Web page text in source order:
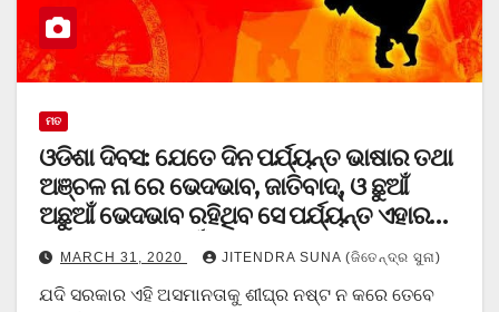
ମତ
ଓଡିଶା ଦିବସ: ଯେତେ ଦିନ ପର୍ଯ୍ୟନ୍ତ ଭାଷାର ତଥା
ଅଞ୍ଚଳ ନା ରେ ଭେଦଭାବ, ଜାତିବାଦ୍, ଓ ଛୁଆଁ
ଅଛୁଆଁ ଭେଦଭାବ ରହିଥିବ ସେ ପର୍ଯ୍ୟନ୍ତ ଏହାର
କୋଣସି ମୁଲ୍ୟ ନାହିଁ।
MARCH 31, 2020 JITENDRA SUNA (ଜିତେନ୍ଦ୍ର ସୁନା)
ଯଦି ସରକାର ଏହି ଅସମାନତାକୁ ଶୀଘ୍ର ନଷ୍ଟ ନ କରେ ତେବେ